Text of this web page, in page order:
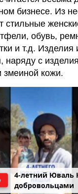
бизнесе. Из
стильные
обувь,
и т.д. Изделия
наряду с
змеиной кожи.
4-летний Юваль
добровольцами